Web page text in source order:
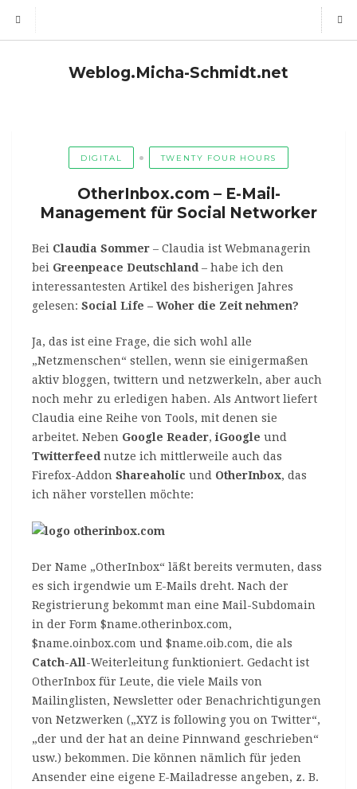
Weblog.Micha-Schmidt.net
DIGITAL TWENTY FOUR HOURS
OtherInbox.com – E-Mail-
Management für Social Networker
Bei Claudia Sommer – Claudia ist Webmanagerin
bei Greenpeace Deutschland – habe ich den
interessantesten Artikel des bisherigen Jahres
gelesen: Social Life – Woher die Zeit nehmen?
Ja, das ist eine Frage, die sich wohl alle
„Netzmenschen“ stellen, wenn sie einigermaßen
aktiv bloggen, twittern und netzwerkeln, aber auch
noch mehr zu erledigen haben. Als Antwort liefert
Claudia eine Reihe von Tools, mit denen sie
arbeitet. Neben Google Reader,iGoogle und
Twitterfeed nutze ich mittlerweile auch das
Firefox-Addon Shareaholic und OtherInbox, das
ich näher vorstellen möchte:
Der Name „OtherInbox“ läßt bereits vermuten, dass
es sich irgendwie um E-Mails dreht. Nach der
Registrierung bekommt man eine Mail-Subdomain
in der Form $name.otherinbox.com,
$name.oinbox.com und $name.oib.com, die als
Catch-All-Weiterleitung funktioniert. Gedacht ist
OtherInbox für Leute, die viele Mails von
Mailinglisten, Newsletter oder Benachrichtigungen
von Netzwerken („XYZ is following you on Twitter“,
„der und der hat an deine Pinnwand geschrieben“
usw.) bekommen. Die können nämlich für jeden
Ansender eine eigene E-Mailadresse angeben, z. B.